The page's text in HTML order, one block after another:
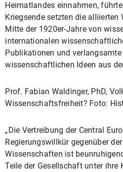
Heimatlandes einnahmen,
Kriegsende setzten die
Mitte der 1920er-Jahre von
internationalen
Publikationen und
wissenschaftlichen Ideen aus
Prof. Fabian Waldinger, PhD,
Wissenschaftsfreiheit? Foto:
„Die Vertreibung der Central
Regierungswillkür gegenüber
Wissenschaften ist
Teile der Gesellschaft unter ihre